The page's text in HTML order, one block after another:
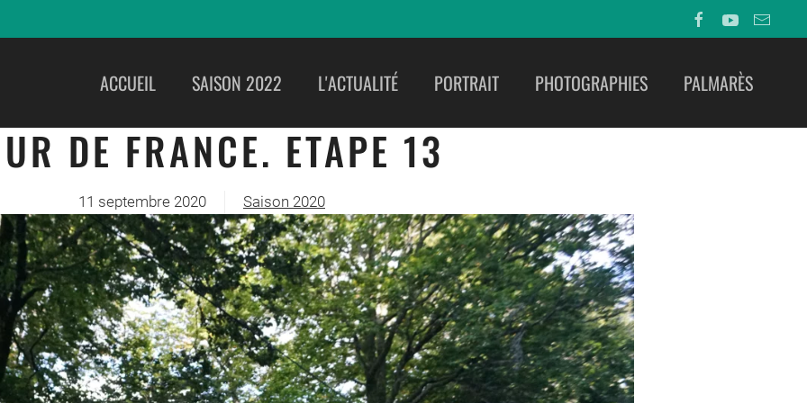
ACCUEIL SAISON 2022 L'ACTUALITÉ PORTRAIT PHOTOGRAPHIES PALMARÈS
DE FRANCE. ETAPE 13
11 septembre 2020 Saison 2020